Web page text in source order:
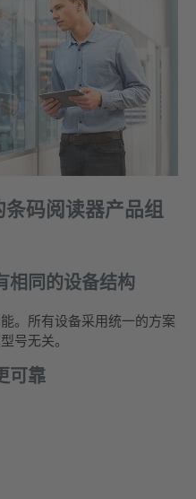
码阅读器产品组
相同的设备结构
。所有设备采用统一的方案
号无关。
可靠